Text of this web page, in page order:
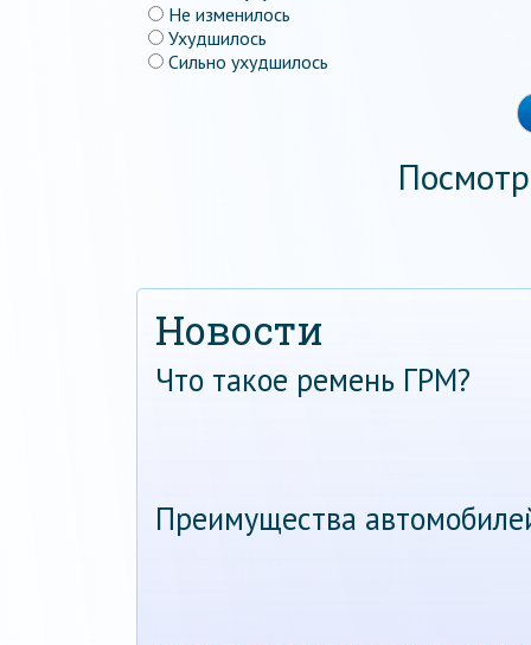
Не изменилось
Ухудшилось
Сильно ухудшилось
Новости
Что такое ремень ГРМ?
Преимущества